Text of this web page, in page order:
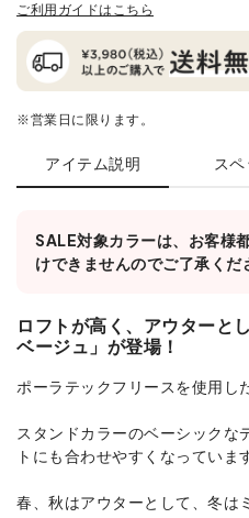
ご利用ガイドはこちら
※営業日に限ります。
アイテム説明 スペ
SALE対象カラーは、お客様
けできませんのでご了承くだ
ロフトが高く、アウターと
ベージュ」が登場！
ポーラテックフリースを使用し
スタンドカラーのベーシックな
トにも合わせやすくなっていま
春、秋はアウターとして、冬は